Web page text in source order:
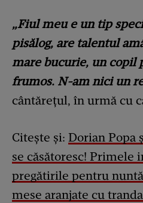
„Fiul meu e un tip
pisălog, are talentul
mare bucurie, un copil
frumos. N-am nici un
cântărețul, în urmă cu
Citește și: Dorian Popa
se căsătoresc! Primele
pregătirile pentru
mese aranjate cu